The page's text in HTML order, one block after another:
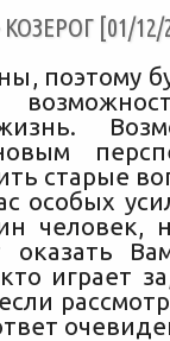
[01/12/
поэтому
старые
особых
человек,
играет